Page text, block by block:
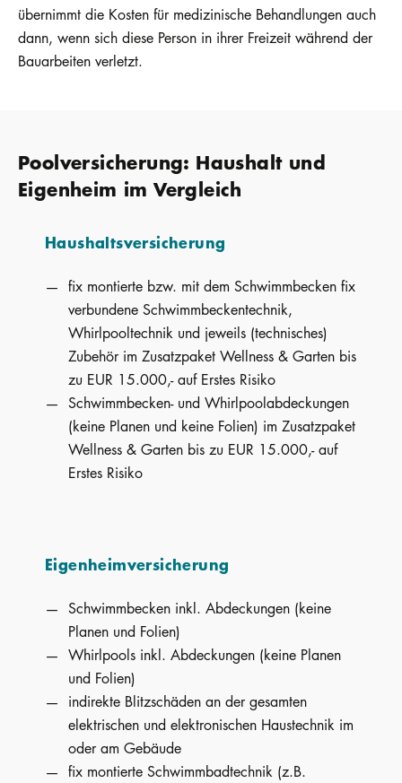
übernimmt die Kosten für medizinische Behandlungen auch
dann, wenn sich diese Person in ihrer Freizeit während der
Bauarbeiten verletzt.
Poolversicherung: Haushalt und
Eigenheim im Vergleich
Haushaltsversicherung
fix montierte bzw. mit dem Schwimmbecken fix
verbundene Schwimmbeckentechnik,
Whirlpooltechnik und jeweils (technisches)
Zubehör im Zusatzpaket Wellness & Garten bis
zu EUR 15.000,- auf Erstes Risiko
Schwimmbecken- und Whirlpoolabdeckungen
(keine Planen und keine Folien) im Zusatzpaket
Wellness & Garten bis zu EUR 15.000,- auf
Erstes Risiko
Eigenheimversicherung
Schwimmbecken inkl. Abdeckungen (keine
Planen und Folien)
Whirlpools inkl. Abdeckungen (keine Planen
und Folien)
indirekte Blitzschäden an der gesamten
elektrischen und elektronischen Haustechnik im
oder am Gebäude
fix montierte Schwimmbadtechnik (z.B.